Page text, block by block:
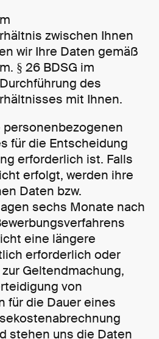
zwischen Ihnen
wir Ihre Daten gemäß
§ 26 BDSG im
des
mit Ihnen.
für die Entscheidung
erforderlich ist. Falls
erfolgt, werden ihre
Daten bzw.
sechs Monate nach
eine längere
erforderlich oder
Geltendmachung,
von
für die Dauer eines
stehen uns die Daten